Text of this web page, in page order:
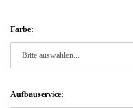
Farbe:
Aufbauservice: